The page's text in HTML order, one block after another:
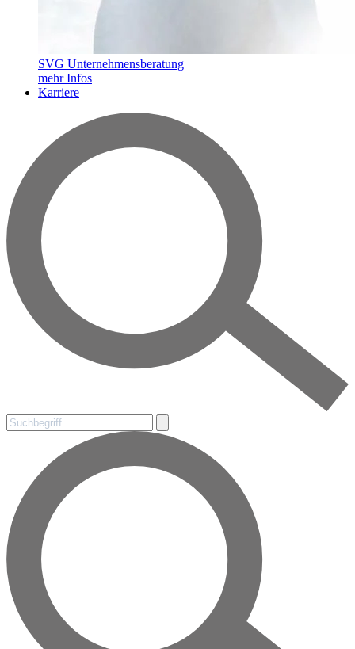
SVG Unternehmensberatung
mehr Infos
Karriere